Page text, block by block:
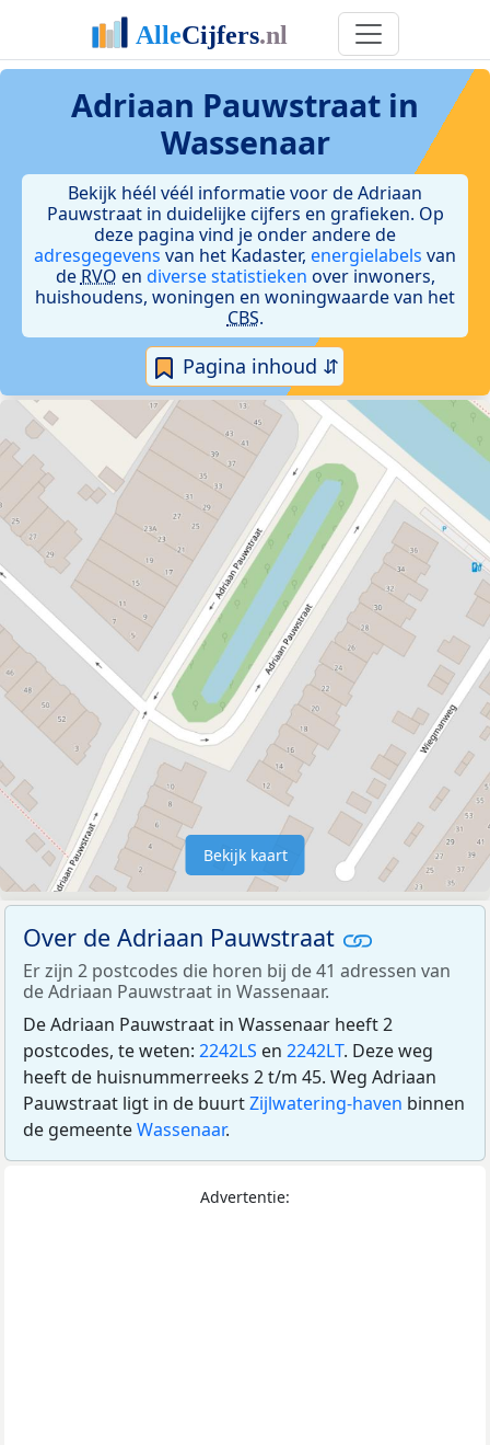
Adriaan Pauwstraat in
Wassenaar
Bekijk héél véél informatie voor de Adriaan
Pauwstraat in duidelijke cijfers en grafieken. Op
deze pagina vind je onder andere de
adresgegevens van het Kadaster, energielabels van
de RVO en diverse statistieken over inwoners,
huishoudens, woningen en woningwaarde van het
CBS.
Pagina inhoud ⇵
Bekijk kaart
Over de Adriaan Pauwstraat
Er zijn 2 postcodes die horen bij de 41 adressen van
de Adriaan Pauwstraat in Wassenaar.
De Adriaan Pauwstraat in Wassenaar heeft 2
postcodes, te weten: 2242LS en 2242LT. Deze weg
heeft de huisnummerreeks 2 t/m 45. Weg Adriaan
Pauwstraat ligt in de buurtZijlwatering-haven binnen
de gemeenteWassenaar.
Advertentie: